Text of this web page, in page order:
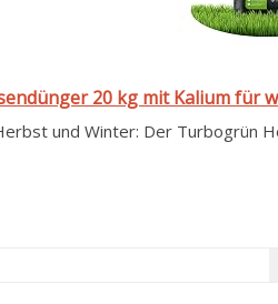
20 kg mit Kalium für
und Winter: Der Turbogrün